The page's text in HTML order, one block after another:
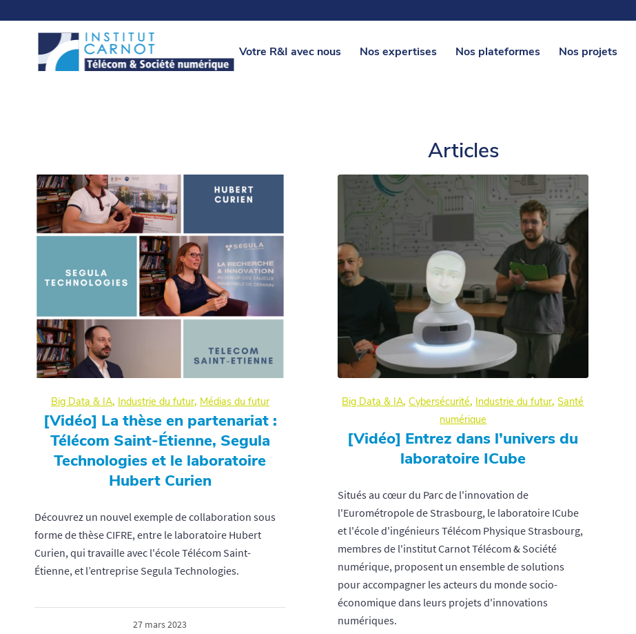
Votre R&I avec nous Nos expertises Nos plateformes Nos projets
Articles
Big Data & IA, Industrie du futur, Médias du futur
[Vidéo] La thèse en partenariat :
Télécom Saint-Étienne, Segula
Technologies et le laboratoire
Hubert Curien
Découvrez un nouvel exemple de collaboration sous
forme de thèse CIFRE, entre le laboratoire Hubert
Curien, qui travaille avec l'école Télécom Saint-
Étienne, et l’entreprise Segula Technologies.
27 mars 2023
Big Data & IA,Cybersécurité, Industrie du futur,Santé
numérique
[Vidéo] Entrez dans l’univers du
laboratoire ICube
Situés au cœur du Parc de l'innovation de
l'Eurométropole de Strasbourg, le laboratoire ICube
et l'école d'ingénieurs Télécom Physique Strasbourg,
membres de l'institut Carnot Télécom & Société
numérique, proposent un ensemble de solutions
pour accompagner les acteurs du monde socio-
économique dans leurs projets d'innovations
numériques.